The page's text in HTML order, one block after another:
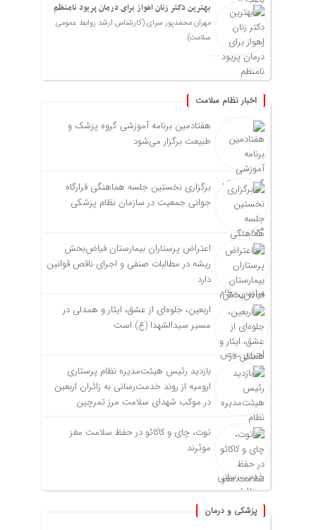
بهترین دکتر زنان اهواز برای درمان پریود نامنظم
مهران محمدپور سرای (کارشناس ارشد روابط عمومی
سلامت)
اخبار نظام سلامت
هفتادمین برنامه آموزشی گروه پزشک و
طبیعت برگزار می‌شود
برگزاری نخستین جلسه هماهنگی قرارگاه
جوانی جمعیت در سازمان نظام پزشکی
اعتراض پرستاران بیمارستان فیاض‌بخش
ریشه در مطالبات صنفی و اجرای ناقص قوانین
دارد
اربعین، جلوه‌ای از عشق، ایثار و همدلی در
مسیر سیدالشهدا (ع) است
بازدید رئیس هیئت‌مدیره نظام پرستاری
ارومیه از روند خدمت‌رسانی به زائران اربعین
در موکب شهدای سلامت مرز تمرچین
توت، چای و کاکائو در حفظ سلامت مغز
موثرند
پزشکی و درمان